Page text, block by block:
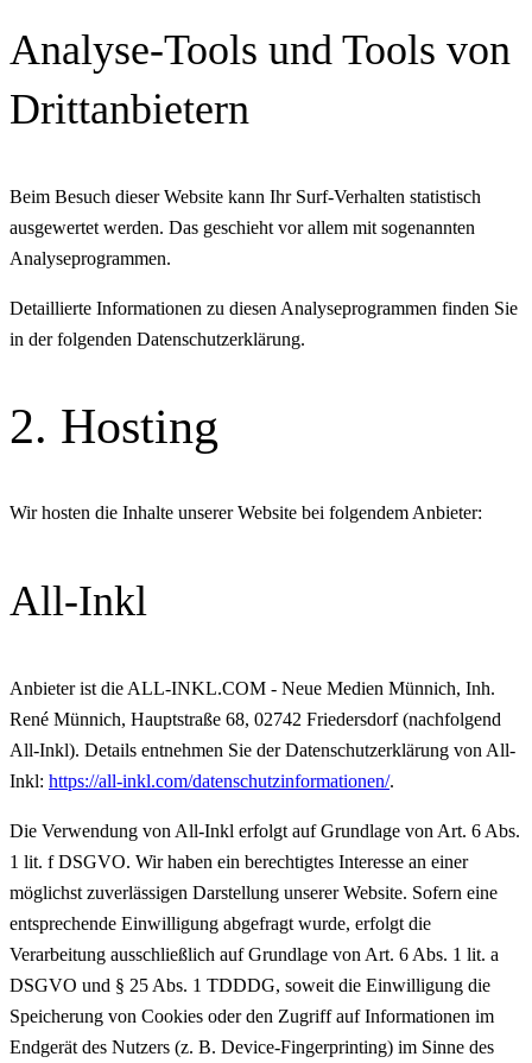
Analyse-Tools und Tools von
Dritt­anbietern
Beim Besuch dieser Website kann Ihr Surf-Verhalten statistisch
ausgewertet werden. Das geschieht vor allem mit sogenannten
Analyseprogrammen.
Detaillierte Informationen zu diesen Analyseprogrammen finden Sie
in der folgenden Datenschutzerklärung.
2. Hosting
Wir hosten die Inhalte unserer Website bei folgendem Anbieter:
All-Inkl
Anbieter ist die ALL-INKL.COM - Neue Medien Münnich, Inh.
René Münnich, Hauptstraße 68, 02742 Friedersdorf (nachfolgend
All-Inkl). Details entnehmen Sie der Datenschutzerklärung von All-
Inkl: https://all-inkl.com/datenschutzinformationen/.
Die Verwendung von All-Inkl erfolgt auf Grundlage von Art. 6 Abs.
1 lit. f DSGVO. Wir haben ein berechtigtes Interesse an einer
möglichst zuverlässigen Darstellung unserer Website. Sofern eine
entsprechende Einwilligung abgefragt wurde, erfolgt die
Verarbeitung ausschließlich auf Grundlage von Art. 6 Abs. 1 lit. a
DSGVO und § 25 Abs. 1 TDDDG, soweit die Einwilligung die
Speicherung von Cookies oder den Zugriff auf Informationen im
Endgerät des Nutzers (z. B. Device-Fingerprinting) im Sinne des